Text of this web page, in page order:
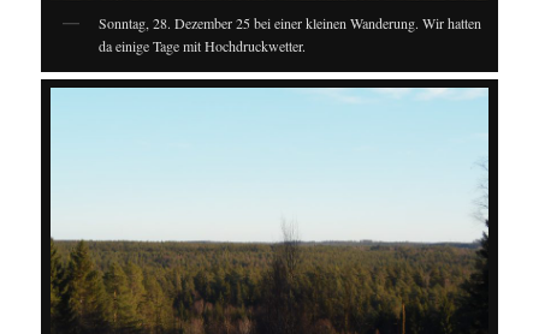
Sonntag, 28. Dezember 25 bei einer kleinen Wanderung. Wir hatten
da einige Tage mit Hochdruckwetter.